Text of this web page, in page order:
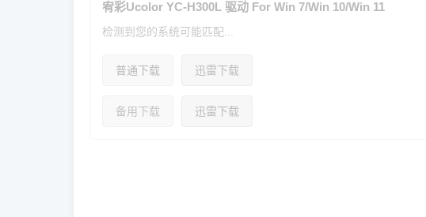
宥彩Ucolor YC-H300L 驱动 For Win 7/Win 10/Win 11
检测到您的系统可能匹配...
普通下载 迅雷下载
备用下载 迅雷下载